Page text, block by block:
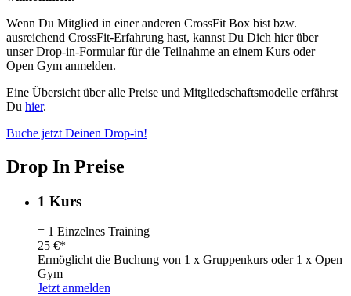
Wenn Du Mitglied in einer anderen CrossFit Box bist bzw.
ausreichend CrossFit-Erfahrung hast, kannst Du Dich hier über
unser Drop-in-Formular für die Teilnahme an einem Kurs oder
Open Gym anmelden.
Eine Übersicht über alle Preise und Mitgliedschaftsmodelle erfährst
Du hier.
Buche jetzt Deinen Drop-in!
Drop In Preise
1 Kurs
= 1 Einzelnes Training
25 €*
Ermöglicht die Buchung von 1 x Gruppenkurs oder 1 x Open
Gym
Jetzt anmelden